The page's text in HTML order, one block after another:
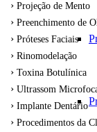
Projeção de Mento
Preenchimento de
Próteses Faciais
Rinomodelação
Toxina Botulínica
Ultrassom
Implante Dentário
Procedimentos da